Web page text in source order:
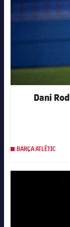
Dani
BARÇA ATLÈTIC